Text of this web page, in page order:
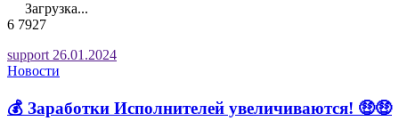
Загрузка...
6 7927
support 26.01.2024
Новости
💰 Заработки Исполнителей увеличиваются! 🤑🤑